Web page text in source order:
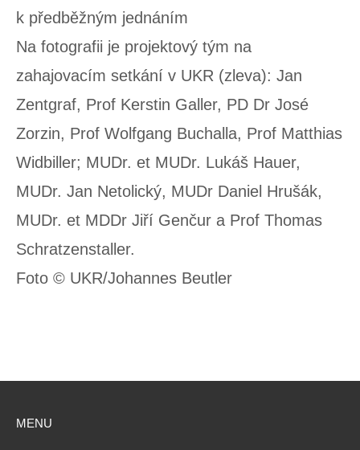
k předběžným jednáním
Na fotografii je projektový tým na
zahajovacím setkání v UKR (zleva): Jan
Zentgraf, Prof Kerstin Galler, PD Dr José
Zorzin, Prof Wolfgang Buchalla, Prof Matthias
Widbiller; MUDr. et MUDr. Lukáš Hauer,
MUDr. Jan Netolický, MUDr Daniel Hrušák,
MUDr. et MDDr Jiří Genčur a Prof Thomas
Schratzenstaller.
Foto © UKR/Johannes Beutler
MENU